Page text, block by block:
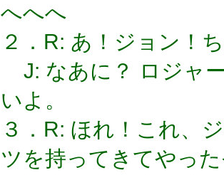
へへへ
２．R: あ！ジョン！
J: なあに？ ロジャ
いよ。
３．R: ほれ！これ、
ツを持ってきてやっ